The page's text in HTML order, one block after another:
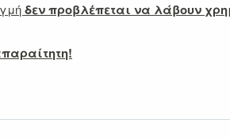
δεν προβλέπεται να λάβουν